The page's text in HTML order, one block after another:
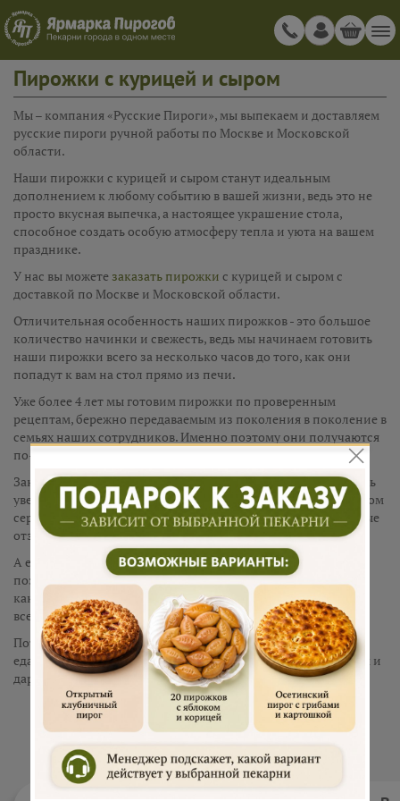
Пирожки с курицей и сыром
Мы – компания «Русские Пироги», мы выпекаем и доставляем
русские пироги ручной работы по Москве и Московской
области.
Наши пирожки с курицей и сыром станут идеальным
дополнением к любому событию в вашей жизни, ведь это не
просто вкусная выпечка, а настоящее украшение стола,
способное создать особую атмосферу тепла и уюта на вашем
празднике.
У нас вы можете заказать пирожки с курицей и сыром с
доставкой по Москве и Московской области.
Отличительная особенность наших пирожков - это большое
количество начинки и свежесть, ведь мы начинаем готовить
наши пирожки всего за несколько часов до того, как они
попадут к вам на стол прямо из печи.
Уже более 4 лет мы готовим пирожки по проверенным
рецептам, бережно передаваемым из поколения в поколение в
семьях наших сотрудников. Именно поэтому они получаются
по-домашнему вкусными.
Заказывая пирожки с курицей и сыром у нас, вы можете быть
уверены в высоком качестве нашей продукции и безупречном
сервисе. Это подтверждают многочисленные положительные
отзывы на всех открытых ресурсах.
А еще, у нашей компании есть особая миссия: мы мечтаем
познакомить как можно больше людей с таким продуктом,
как Русский пирог, и сделать его известным и любимым во
всем мире.
Потому что для нас Русский пирог – это больше, чем просто
еда. Это то, что объединяет близких людей за одним столом и
дарит ощущение праздника, любви и заботы.
Отзывы